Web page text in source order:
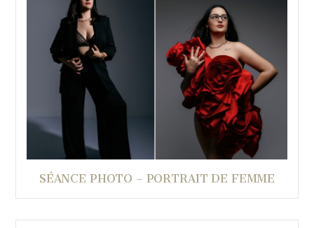
SÉANCE PHOTO – PORTRAIT DE FEMME